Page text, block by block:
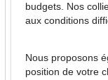
budgets. Nos
aux conditions
Nous proposons
position de votre